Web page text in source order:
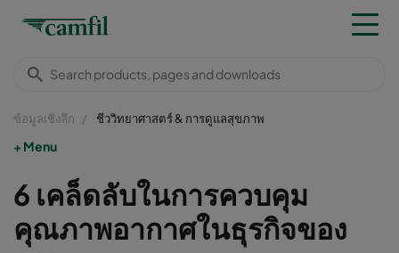
ข้อมูลเชิงลึก ชีววิทยาศาสตร์ & การดูแลสุขภาพ
Menu
6 เคล็ดลับในการควบคุม
คุณภาพอากาศในธุรกิจของ